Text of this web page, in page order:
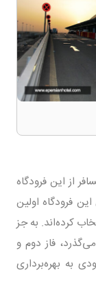
از این فرودگاه
فرودگاه اولین
کرده‌اند. به جز
فاز دوم و
به بهره‌برداری